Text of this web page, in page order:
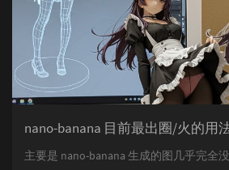
nano-banana 目前最出圈/火的用
主要是 nano-banana 生成的图几乎完全